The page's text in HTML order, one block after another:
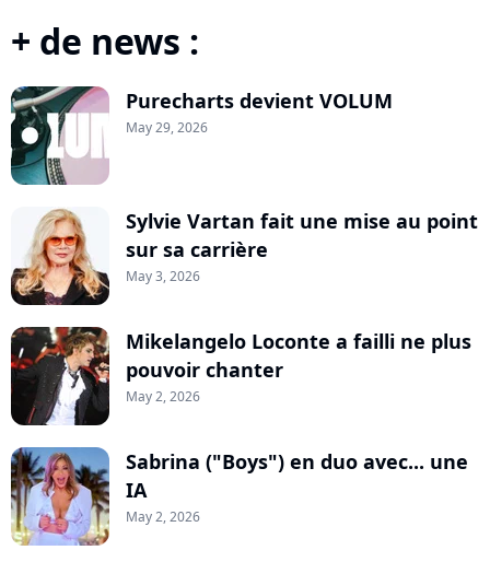
+ de news :
Purecharts devient VOLUM
May 29, 2026
Sylvie Vartan fait une mise au point
sur sa carrière
May 3, 2026
Mikelangelo Loconte a failli ne plus
pouvoir chanter
May 2, 2026
Sabrina ("Boys") en duo avec... une
IA
May 2, 2026